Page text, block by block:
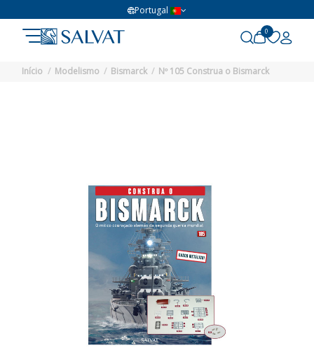
Portugal
0
Início Modelismo Bismarck Nº 105 Construa o Bismarck